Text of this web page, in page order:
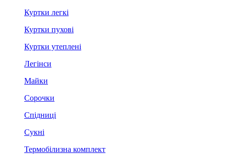
Куртки легкі
Куртки пухові
Куртки утеплені
Легінси
Майки
Сорочки
Спідниці
Сукні
Термобілизна комплект